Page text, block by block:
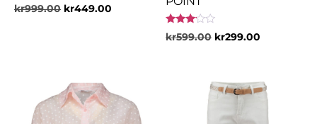
kr999.00 kr449.00
Betygsatt
3.00
kr599.00 kr299.00